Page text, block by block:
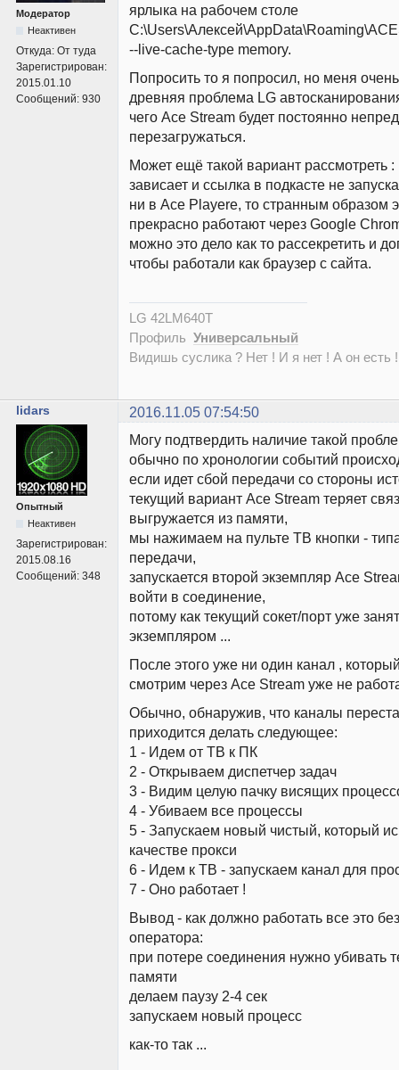
Модератор
Неактивен
Откуда: От туда
Зарегистрирован:
2015.01.10
Сообщений: 930
ярлыка на рабочем столе
--live-cache-type memory.
Попросить то я попросил, но меня
древняя проблема LG
чего Ace Stream будет постоянно
перезагружаться.
Может ещё такой вариант рассмотреть :
зависает и ссылка в подкасте не
ни в Ace Playere, то странным образом
прекрасно работают через Google
можно это дело как то рассекретить и
чтобы работали как браузер с сайта.
LG 42LM640T
Профиль Универсальный
Видишь суслика ? Нет ! И я нет ! А он есть
lidars 2016.11.05 07:54:50
Опытный
Неактивен
Зарегистрирован:
2015.08.16
Сообщений: 348
Могу подтвердить наличие такой
обычно по хронологии событий
если идет сбой передачи со стороны
текущий вариант Ace Stream теряет
выгружается из памяти,
мы нажимаем на пульте ТВ кнопки -
передачи,
запускается второй экземпляр Ace
войти в соединение,
потому как текущий сокет/порт уже
экземпляром ...
После этого уже ни один канал ,
смотрим через Ace Stream уже не
Обычно, обнаружив, что каналы
приходится делать следующее:
1 - Идем от ТВ к ПК
2 - Открываем диспетчер задач
3 - Видим целую пачку висящих
4 - Убиваем все процессы
5 - Запускаем новый чистый, который
качестве прокси
6 - Идем к ТВ - запускаем канал для
7 - Оно работает !
Вывод - как должно работать все это
оператора:
при потере соединения нужно убивать
памяти
делаем паузу 2-4 сек
запускаем новый процесс
как-то так ...